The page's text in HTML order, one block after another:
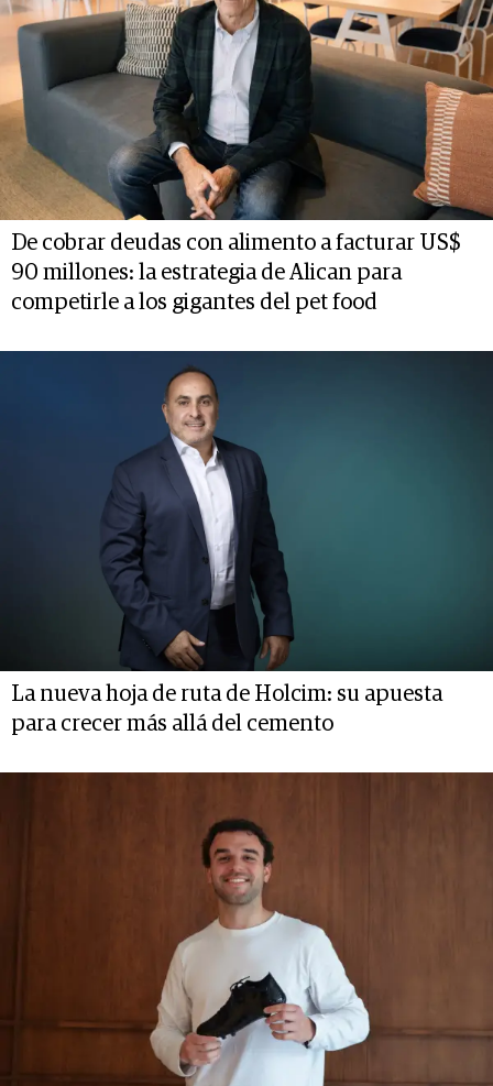
De cobrar deudas con alimento a facturar US$
90 millones: la estrategia de Alican para
competirle a los gigantes del pet food
La nueva hoja de ruta de Holcim: su apuesta
para crecer más allá del cemento